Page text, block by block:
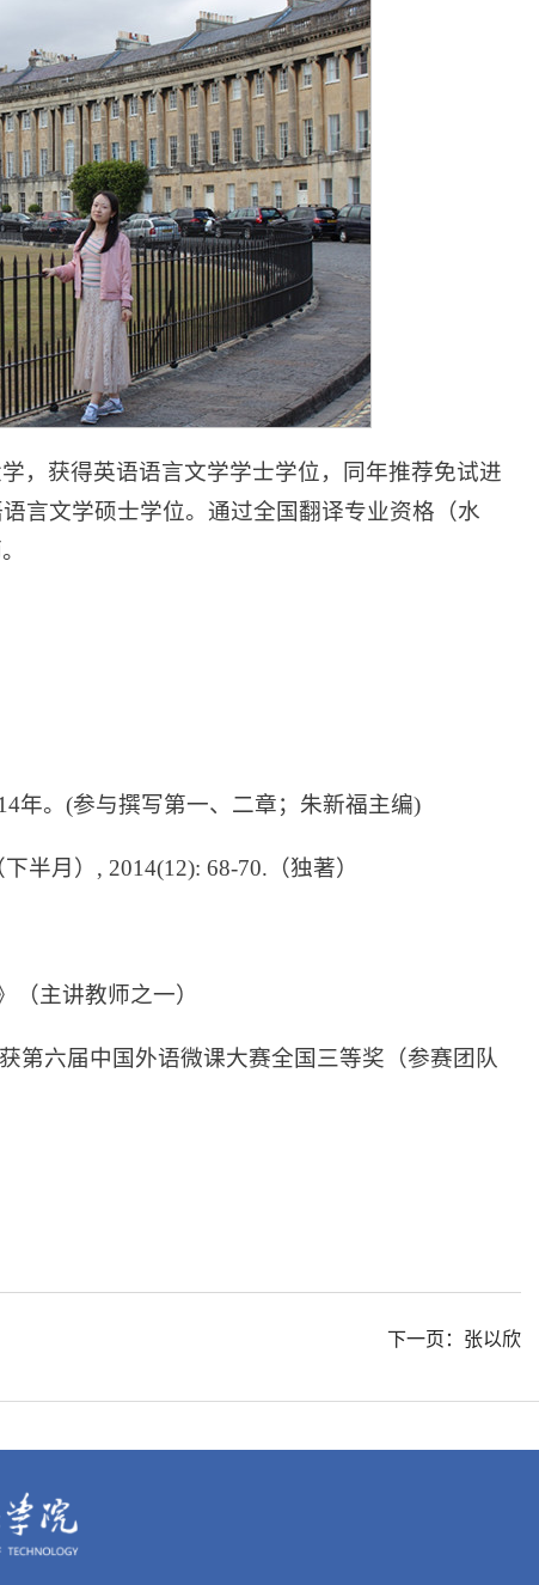
，获得英语语言文学学士学位，同年推荐免试进
言文学硕士学位。通过全国翻译专业资格（水
年。(参与撰写第一、二章；朱新福主编)
半月）, 2014(12): 68-70.（独著）
主讲教师之一）
第六届中国外语微课大赛全国三等奖（参赛团队
下一页：张以欣